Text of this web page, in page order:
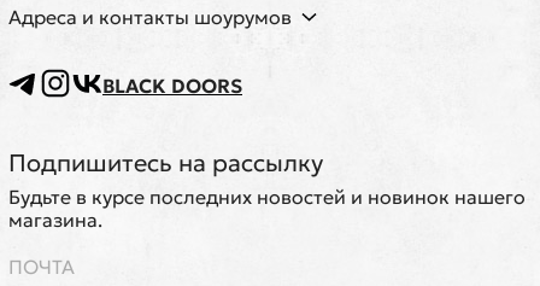
Адреса и контакты шоурумов
BLACK DOORS
Подпишитесь на рассылку
Будьте в курсе последних новостей и новинок нашего
магазина.